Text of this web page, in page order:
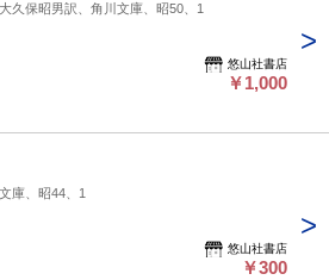
久保昭男訳、角川文庫、昭50、1
悠山社書店
￥1,000
庫、昭44、1
悠山社書店
￥300